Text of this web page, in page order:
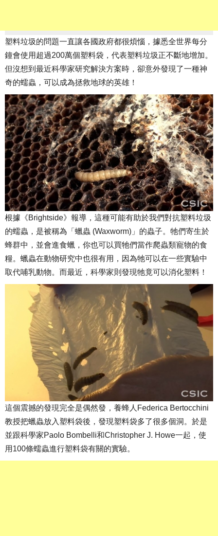
塑料垃圾的問題一直讓各國政府都很煩惱，據悉全世界每分
鐘會使用超過200萬個塑料袋，代表塑料垃圾正不斷地增加。
但沒想到最近科學家研究解決方案時，卻意外發現了一種神
奇的蠕蟲，可以成為拯救地球的英雄！
根據《Brightside》報導，這種可能有助於我們對抗塑料垃圾
的蠕蟲，是被稱為「蠟蟲 (Waxworm)」的蟲子。牠們寄生於
蜂群中，並會進食蠟，你也可以買牠們當作爬蟲類寵物的食
糧。蠟蟲在動物研究中也很有用，因為牠可以在一些實驗中
取代哺乳動物。而最近，科學家則發現牠竟可以消化塑料！
這個震撼的發現完全是偶然發，養蜂人Federica Bertocchini
教授把蠟蟲放入塑料袋後，發現塑料袋多了很多個洞。於是
並跟科學家Paolo Bombelli和Christopher J. Howe一起，使
用100條蠕蟲進行塑料袋有關的實驗。